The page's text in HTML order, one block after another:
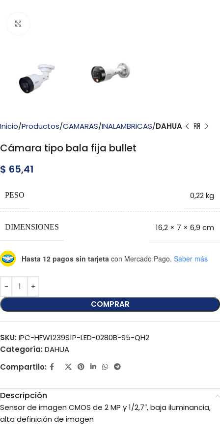
Inicio Productos CAMARAS INALAMBRICAS DAHUA
Cámara tipo bala fija bullet
$ 65,41
PESO 0,22 kg
DIMENSIONES 16,2 × 7 × 6,9 cm
Hasta 12 pagos sin tarjeta con Mercado Pago. Saber más
COMPRAR
SKU: IPC-HFW1239S1P-LED-0280B-S5-QH2
Categoría: DAHUA
Compartilo:
Descripción
Sensor de imagen CMOS de 2 MP y 1/2,7″, baja iluminancia,
alta definición de imagen